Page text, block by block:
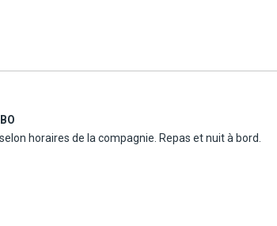
horaires de la compagnie. Repas et nuit à bord.